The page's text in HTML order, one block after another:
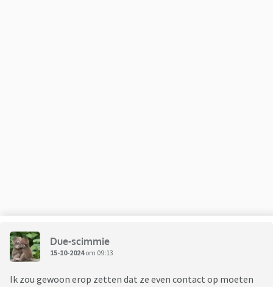
Due-scimmie
15-10-2024om 09:13
Ik zou gewoon erop zetten dat ze even contact op moeten